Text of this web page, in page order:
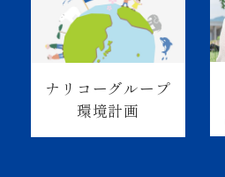
ナリコーグループ
環境計画